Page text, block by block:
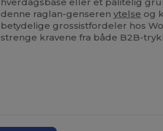
denne raglan-genserenytelse og
betydelige grossistfordeler hos
strenge kravene fra både B2B-